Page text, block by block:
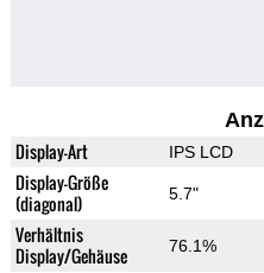
Display-Art IPS LCD
Display-Größe
(diagonal)
5.7"
Verhältnis
Display/Gehäuse
76.1%